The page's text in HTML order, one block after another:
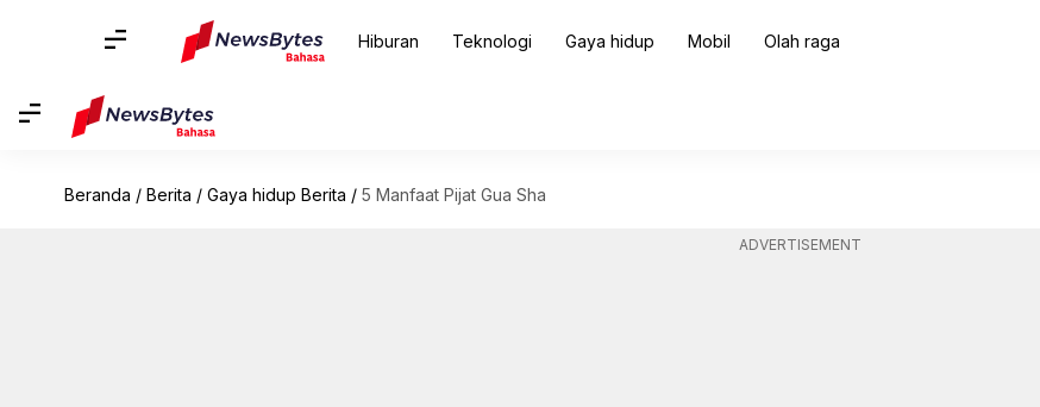
Hiburan Teknologi Gaya hidup Mobil Olah raga
Beranda / Berita / Gaya hidup Berita / 5 Manfaat Pijat Gua Sha
ADVERTISEMENT